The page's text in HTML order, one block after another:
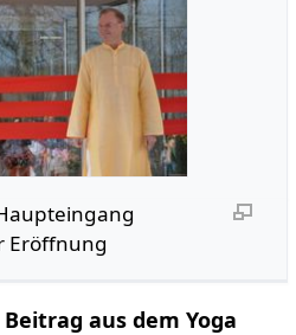
Eröffnung
aus dem Yoga